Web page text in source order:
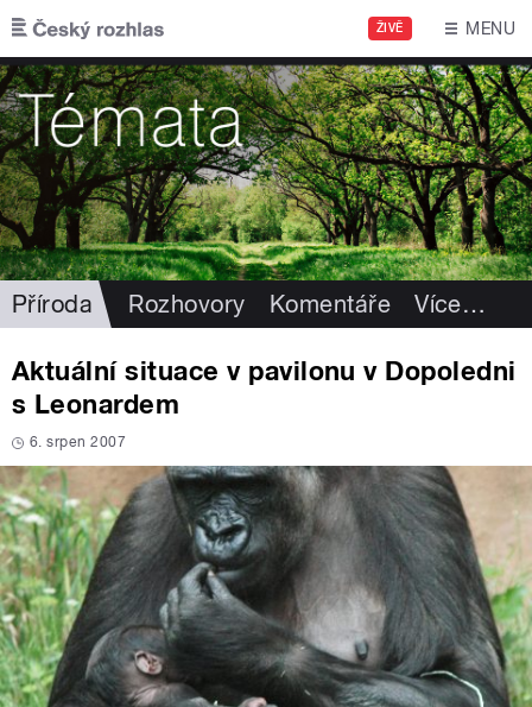
Přejít k hlavnímu obsahu
ŽIVĚ MENU
Příroda Rozhovory Komentáře Více…
Aktuální situace v pavilonu v Dopoledni
s Leonardem
6. srpen 2007